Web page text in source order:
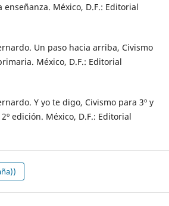
México, D.F.: Editorial
Un paso hacia arriba, Civismo
México, D.F.: Editorial
Y yo te digo, Civismo para 3º y
edición. México, D.F.: Editorial